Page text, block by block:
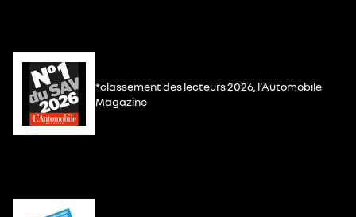
*classement des lecteurs 2026, l’Automobile
Magazine